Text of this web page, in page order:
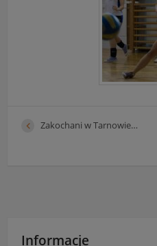
Zakochani w Tarnowie…
Informacje